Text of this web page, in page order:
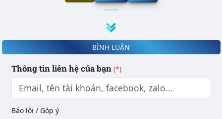
BÌNH LUẬN
Thông tin liên hệ của bạn (*)
Báo lỗi / Góp ý